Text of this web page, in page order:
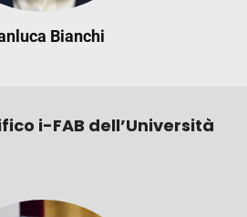
Bianchi
i-FAB dell’Università